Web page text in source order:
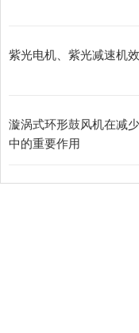
紫光电机、紫光减速机
漩涡式环形鼓风机在减
中的重要作用